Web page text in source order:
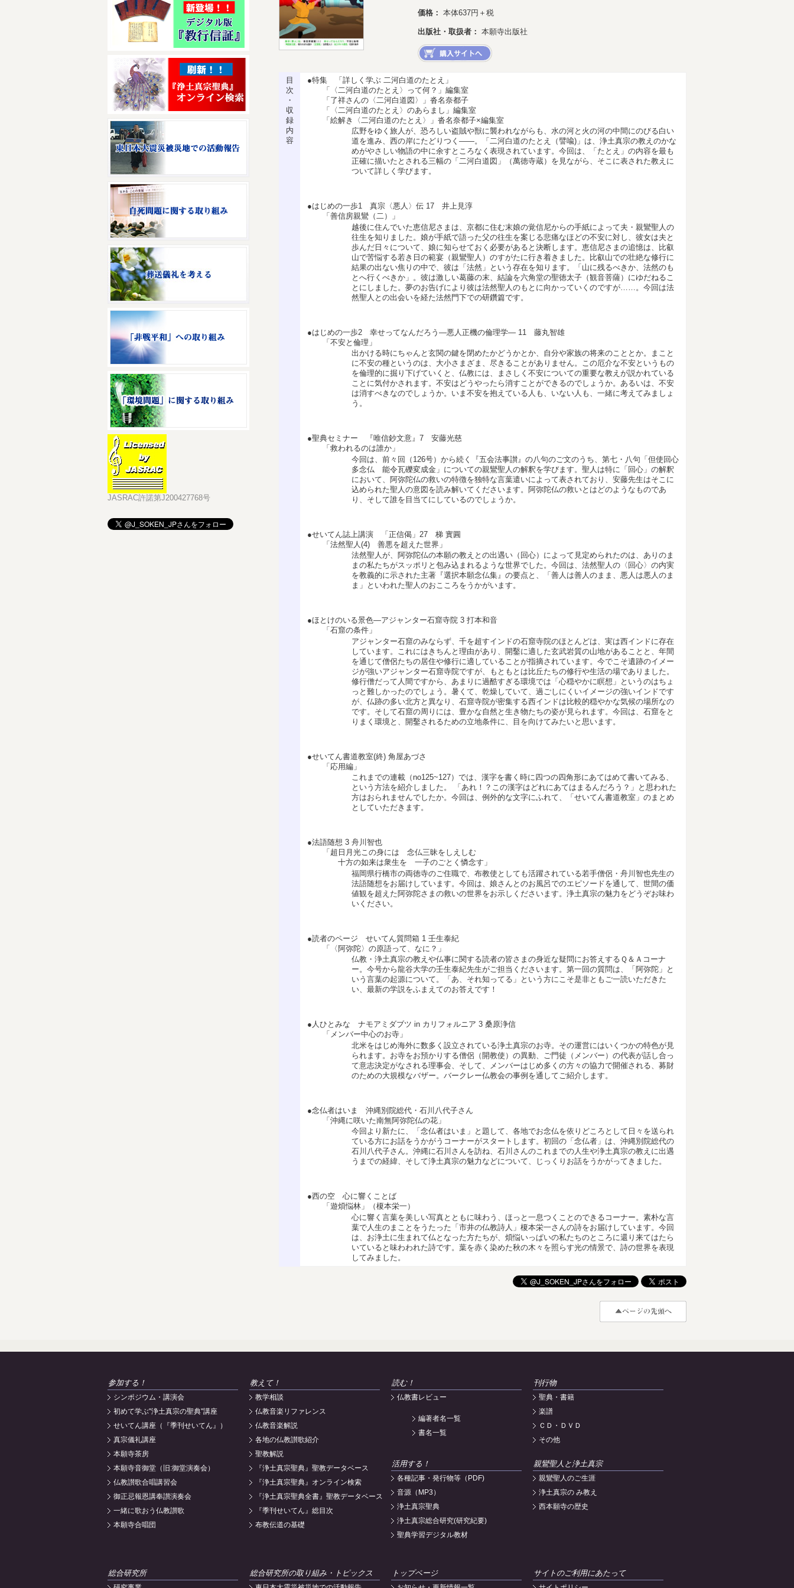
JASRAC許諾第J200427768号
価格： 本体637円＋税
出版社・取扱者： 本願寺出版社
目
次
・
収
録
内
容
●特集 「詳しく学ぶ 二河白道のたとえ」
「〈二河白道のたとえ〉って何？」編集室
「了祥さんの〈二河白道図〉」沓名奈都子
「〈二河白道のたとえ〉のあらまし」編集室
「絵解き〈二河白道のたとえ〉」沓名奈都子×編集室
広野をゆく旅人が、恐ろしい盗賊や獣に襲われながらも、水の河と火の河の中間にのびる白い
道を進み、西の岸にたどりつく――。「二河白道のたとえ（譬喩)」は、浄土真宗の教えのかな
めがやさしい物語の中に余すところなく表現されています。今回は、「たとえ」の内容を最も
正確に描いたとされる三幅の「二河白道図」（萬徳寺蔵）を見ながら、そこに表された教えに
ついて詳しく学びます。
●はじめの一歩1 真宗〈悪人〉伝 17 井上見淳
「善信房親鸞（二）」
越後に住んでいた恵信尼さまは、京都に住む末娘の覚信尼からの手紙によって夫・親鸞聖人の
往生を知りました。娘が手紙で語った父の往生を案じる悲痛なほどの不安に対し、彼女は夫と
歩んだ日々について、娘に知らせておく必要があると決断します。恵信尼さまの追憶は、比叡
山で苦悩する若き日の範宴（親鸞聖人）のすがたに行き着きました。比叡山での壮絶な修行に
結果の出ない焦りの中で、彼は「法然」という存在を知ります。「山に残るべきか、法然のも
とへ行くべきか」。彼は激しい葛藤の末、結論を六角堂の聖徳太子（観音菩薩）にゆだねるこ
とにしました。夢のお告げにより彼は法然聖人のもとに向かっていくのですが……。今回は法
然聖人との出会いを経た法然門下での研鑽篇です。
●はじめの一歩2 幸せってなんだろう―悪人正機の倫理学― 11 藤丸智雄
「不安と倫理」
出かける時にちゃんと玄関の鍵を閉めたかどうかとか、自分や家族の将来のこととか。まこと
に不安の種というのは、大小さまざま、尽きることがありません。この厄介な不安というもの
を倫理的に掘り下げていくと、仏教には、まさしく不安についての重要な教えが説かれている
ことに気付かされます。不安はどうやったら消すことができるのでしょうか。あるいは、不安
は消すべきなのでしょうか。いま不安を抱えている人も、いない人も、一緒に考えてみましょ
う。
●聖典セミナー 『唯信鈔文意』7 安藤光慈
「救われるのは誰か」
今回は、前々回（126号）から続く『五会法事讃』の八句のご文のうち、第七・八句「但使回心
多念仏 能令瓦礫変成金」についての親鸞聖人の解釈を学びます。聖人は特に「回心」の解釈
において、阿弥陀仏の救いの特徴を独特な言葉遣いによって表されており、安藤先生はそこに
込められた聖人の意図を読み解いてくださいます。阿弥陀仏の救いとはどのようなものであ
り、そして誰を目当てにしているのでしょうか。
●せいてん誌上講演 「正信偈」27 梯 實圓
「法然聖人(4) 善悪を超えた世界」
法然聖人が、阿弥陀仏の本願の教えとの出遇い（回心）によって見定められたのは、ありのま
まの私たちがスッポリと包み込まれるような世界でした。今回は、法然聖人の〈回心〉の内実
を教義的に示された主著『選択本願念仏集』の要点と、「善人は善人のまま、悪人は悪人のま
ま」といわれた聖人のおこころをうかがいます。
●ほとけのいる景色―アジャンター石窟寺院 3 打本和音
「石窟の条件」
アジャンター石窟のみならず、千を超すインドの石窟寺院のほとんどは、実は西インドに存在
しています。これにはきちんと理由があり、開鑿に適した玄武岩質の山地があることと、年間
を通じて僧侶たちの居住や修行に適していることが指摘されています。今でこそ遺跡のイメー
ジが強いアジャンター石窟寺院ですが、もともとは比丘たちの修行や生活の場でありました。
修行僧だって人間ですから、あまりに過酷すぎる環境では「心穏やかに瞑想」というのはちょ
っと難しかったのでしょう。暑くて、乾燥していて、過ごしにくいイメージの強いインドです
が、仏跡の多い北方と異なり、石窟寺院が密集する西インドは比較的穏やかな気候の場所なの
です。そして石窟の周りには、豊かな自然と生き物たちの姿が見られます。今回は、石窟をと
りまく環境と、開鑿されるための立地条件に、目を向けてみたいと思います。
●せいてん書道教室(終) 角屋あづさ
「応用編」
これまでの連載（no125~127）では、漢字を書く時に四つの四角形にあてはめて書いてみる、
という方法を紹介しました。 「あれ！？この漢字はどれにあてはまるんだろう？」と思われた
方はおられませんでしたか。今回は、例外的な文字にふれて、「せいてん書道教室」のまとめ
としていただきます。
●法語随想 3 舟川智也
「超日月光この身には 念仏三昧をしえしむ
十方の如来は衆生を 一子のごとく憐念す」
福岡県行橋市の両徳寺のご住職で、布教使としても活躍されている若手僧侶・舟川智也先生の
法語随想をお届けしています。今回は、娘さんとのお風呂でのエピソードを通して、世間の価
値観を超えた阿弥陀さまの救いの世界をお示しくださいます。浄土真宗の魅力をどうぞお味わ
いください。
●読者のページ せいてん質問箱 1 壬生泰紀
「〈阿弥陀〉の原語って、なに？」
仏教・浄土真宗の教えや仏事に関する読者の皆さまの身近な疑問にお答えするＱ＆Ａコーナ
ー。今号から龍谷大学の壬生泰紀先生がご担当くださいます。第一回の質問は、「阿弥陀」と
いう言葉の起源について。「あ、それ知ってる」という方にこそ是非ともご一読いただきた
い、最新の学説をふまえてのお答えです！
●人ひとみな ナモアミダブツ in カリフォルニア 3 桑原浄信
「メンバー中心のお寺」
北米をはじめ海外に数多く設立されている浄土真宗のお寺。その運営にはいくつかの特色が見
られます。お寺をお預かりする僧侶（開教使）の異動、ご門徒（メンバー）の代表が話し合っ
て意志決定がなされる理事会、そして、メンバーはじめ多くの方々の協力で開催される、募財
のための大規模なバザー。バークレー仏教会の事例を通してご紹介します。
●念仏者はいま 沖縄別院総代・石川八代子さん
「沖縄に咲いた南無阿弥陀仏の花」
今回より新たに、「念仏者はいま」と題して、各地でお念仏を依りどころとして日々を送られ
ている方にお話をうかがうコーナーがスタートします。初回の「念仏者」は、沖縄別院総代の
石川八代子さん。沖縄に石川さんを訪ね、石川さんのこれまでの人生や浄土真宗の教えに出遇
うまでの経緯、そして浄土真宗の魅力などについて、じっくりお話をうかがってきました。
●西の空 心に響くことば
「遊煩悩林」（榎本栄一）
心に響く言葉を美しい写真とともに味わう、ほっと一息つくことのできるコーナー。素朴な言
葉で人生のまことをうたった「市井の仏教詩人」榎本栄一さんの詩をお届けしています。今回
は、お浄土に生まれて仏となった方たちが、煩悩いっぱいの私たちのところに還り来てはたら
いていると味わわれた詩です。葉を赤く染めた秋の木々を照らす光の情景で、詩の世界を表現
してみました。
参加する！
シンポジウム・講演会
初めて学ぶ"浄土真宗の聖典"講座
せいてん講座（『季刊せいてん』）
真宗儀礼講座
本願寺茶房
本願寺音御堂（旧:御堂演奏会）
仏教讃歌合唱講習会
御正忌報恩講奉讃演奏会
一緒に歌おう仏教讃歌
本願寺合唱団
教えて！
教学相談
仏教音楽リファレンス
仏教音楽解説
各地の仏教讃歌紹介
聖教解説
『浄土真宗聖典』聖教データベース
『浄土真宗聖典』オンライン検索
『浄土真宗聖典全書』聖教データベース
『季刊せいてん』総目次
布教伝道の基礎
読む！
仏教書レビュー
編著者名一覧
書名一覧
活用する！
各種記事・発行物等（PDF)
音源（MP3）
浄土真宗聖典
浄土真宗総合研究(研究紀要)
聖典学習デジタル教材
刊行物
聖典・書籍
楽譜
ＣＤ・ＤＶＤ
その他
親鸞聖人と浄土真宗
親鸞聖人のご生涯
浄土真宗の み教え
西本願寺の歴史
総合研究所 総合研究所の取り組み・トピックス トップページ サイトのご利用にあたって